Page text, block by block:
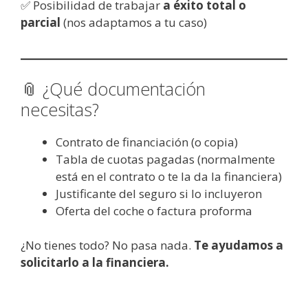
✅ Posibilidad de trabajar a éxito total o
parcial (nos adaptamos a tu caso)
📎 ¿Qué documentación
necesitas?
Contrato de financiación (o copia)
Tabla de cuotas pagadas (normalmente
está en el contrato o te la da la financiera)
Justificante del seguro si lo incluyeron
Oferta del coche o factura proforma
¿No tienes todo? No pasa nada. Te ayudamos a
solicitarlo a la financiera.